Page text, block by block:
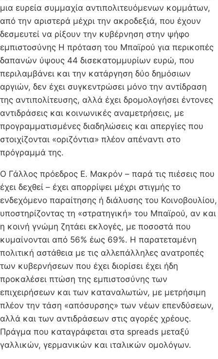
μια ευρεία συμμαχία αντιπολιτευόμενων κομμάτων,
από την αριστερά μέχρι την ακροδεξιά, που έχουν
δεσμευτεί να ρίξουν την κυβέρνηση στην ψήφο
εμπιστοσύνης Η πρόταση του Μπαϊρού για περικοπές
δαπανών ύψους 44 δισεκατομμυρίων ευρώ, που
περιλαμβάνει και την κατάργηση δύο δημόσιων
αργιών, δεν έχει συγκεντρώσει μόνο την αντίδραση
της αντιπολίτευσης, αλλά έχει δρομολογήσει έντονες
αντιδράσεις και κοινωνικές αναμετρήσεις, με
προγραμματισμένες διαδηλώσεις και απεργίες που
στοιχίζονται «οριζόντια» πλέον απέναντι στο
πρόγραμμά της.
Ο Γάλλος πρόεδρος Ε. Μακρόν – παρά τις πιέσεις που
έχει δεχθεί – έχει απορρίψει μέχρι στιγμής το
ενδεχόμενο παραίτησης ή διάλυσης του Κοινοβουλίου,
υποστηρίζοντας τη «στρατηγική» του Μπαϊρού, αν και
η κοινή γνώμη ζητάει εκλογές, με ποσοστά που
κυμαίνονται από 56% έως 69%. Η παρατεταμένη
πολιτική αστάθεια με τις αλλεπάλληλες ανατροπές
των κυβερνήσεων που έχει διορίσει έχει ήδη
προκαλέσει πτώση της εμπιστοσύνης των
επιχειρήσεων και των καταναλωτών, με μετρήσιμη
πλέον την τάση «απόσυρσης» των νέων επενδύσεων,
αλλά και των αντιδράσεων στις αγορές χρέους.
Πράγμα που καταγράφεται στα spreads μεταξύ
γαλλικών, γερμανικών και ιταλικών ομολόγων.